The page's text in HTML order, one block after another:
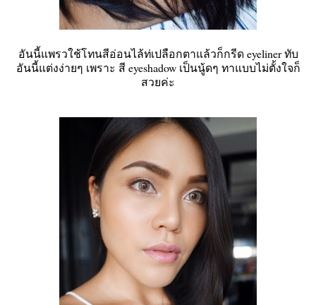
อันนี้แพรวใช้โทนสีอ่อนไล้ท่เปลือกตาแล้วก็กรีด eyeliner ทับ
อันนี้แต่งง่ายๆ เพราะ สี eyeshadow เป็นนู้ดๆ ทาแบบไม่ตั้งใจก็
สวยค่ะ